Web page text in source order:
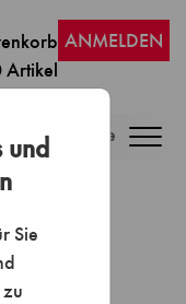
und
Sie
Artikel
ANMELDEN
an